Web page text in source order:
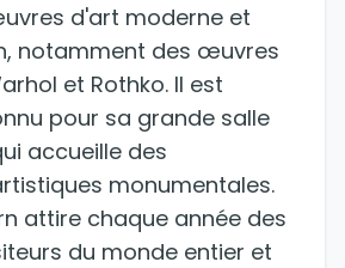
d'art moderne et
notamment des œuvres
et Rothko. Il est
pour sa grande salle
accueille des
monumentales.
attire chaque année des
du monde entier et